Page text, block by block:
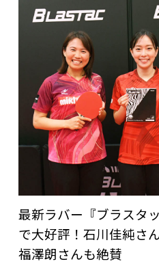
最新ラバー『ブラスタ
で大好評！石川佳純さ
福澤朗さんも絶賛